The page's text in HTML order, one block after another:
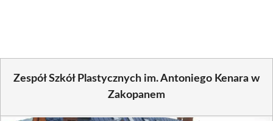
Zespół Szkół Plastycznych im. Antoniego Kenara w
Zakopanem